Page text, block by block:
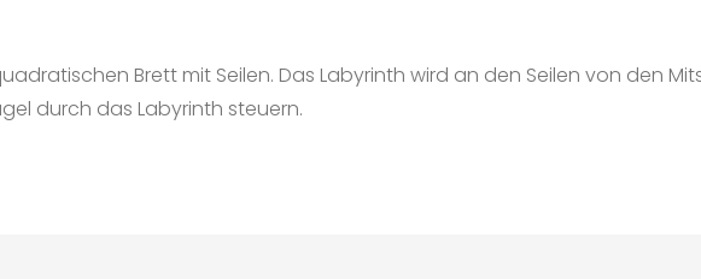
Brett mit Seilen. Das Labyrinth wird an den Seilen von den
durch das Labyrinth steuern.